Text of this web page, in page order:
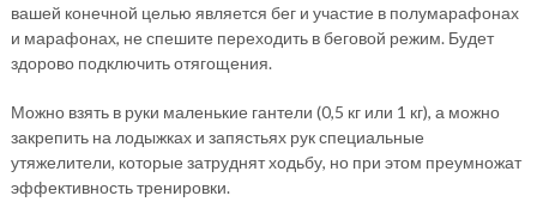
вашей конечной целью является бег и участие в полумарафонах
и марафонах, не спешите переходить в беговой режим. Будет
здорово подключить отягощения.
Можно взять в руки маленькие гантели (0,5 кг или 1 кг), а можно
закрепить на лодыжках и запястьях рук специальные
утяжелители, которые затруднят ходьбу, но при этом преумножат
эффективность тренировки.